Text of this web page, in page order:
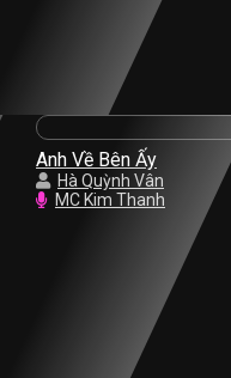
Anh Về Bên Ấy
Hà Quỳnh Vân
MC Kim Thanh